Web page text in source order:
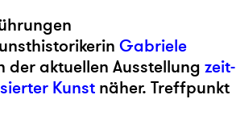
Gabriele
der aktuellen Ausstellung zeit-
Kunst näher. Treffpunkt